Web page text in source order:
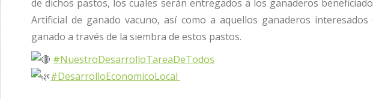
de dichos pastos, los cuales serán entregados a los ganaderos
Artificial de ganado vacuno, así como a aquellos ganaderos
ganado a través de la siembra de estos pastos.
#NuestroDesarrolloTareaDeTodos
#DesarrolloEconomicoLocal